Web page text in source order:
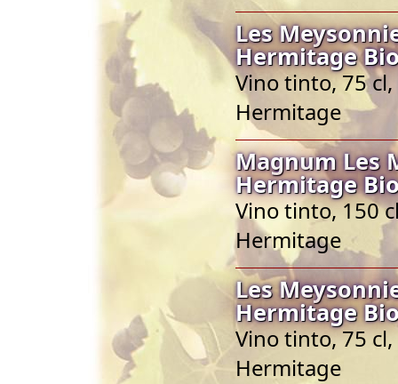
Les
Hermitage
Vino tinto, 75 cl,
Hermitage
Magnum Les
Hermitage
Vino tinto, 150
Hermitage
Les
Hermitage
Vino tinto, 75 cl,
Hermitage